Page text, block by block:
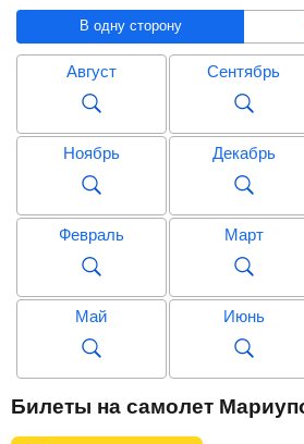
В одну сторону
Август Сентябрь
Ноябрь Декабрь
Февраль Март
Май Июнь
Сентябрь
Билеты на самолет